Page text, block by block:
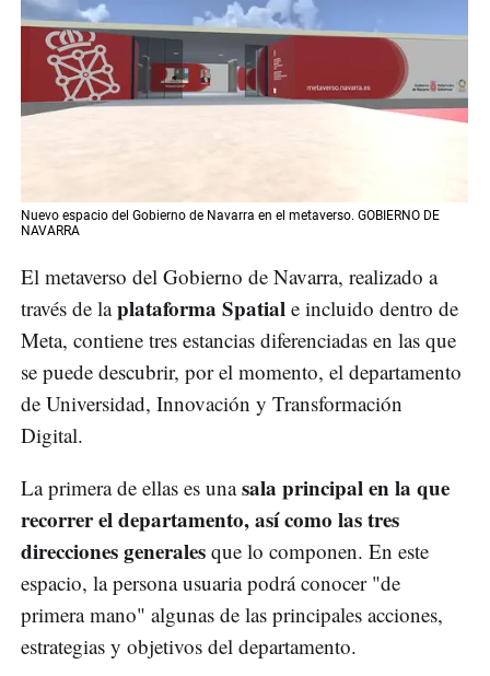
Nuevo espacio del Gobierno de Navarra en el metaverso. GOBIERNO DE
NAVARRA
El metaverso del Gobierno de Navarra, realizado a
través de laplataforma Spatial e incluido dentro de
Meta, contiene tres estancias diferenciadas en las que
se puede descubrir, por el momento, el departamento
de Universidad, Innovación y Transformación
Digital.
La primera de ellas es unasala principal en la que
recorrer el departamento, así como las tres
direcciones generales que lo componen. En este
espacio, la persona usuaria podrá conocer "de
primera mano" algunas de las principales acciones,
estrategias y objetivos del departamento.